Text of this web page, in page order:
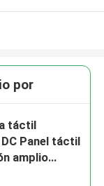
por
táctil
Panel táctil
amplio